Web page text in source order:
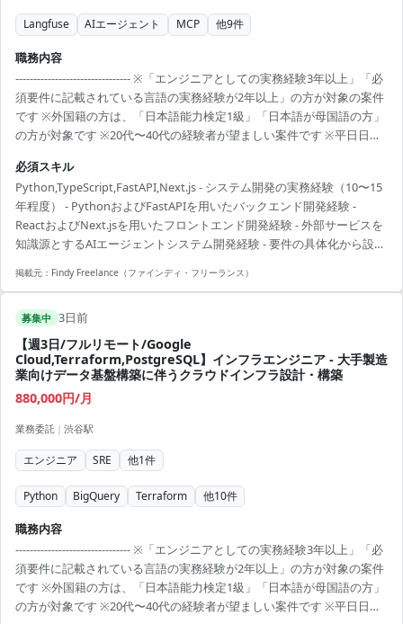
Langfuse AIエージェント MCP 他9件
職務内容
-------------------------------- ※「エンジニアとしての実務経験3年以上」「必
須要件に記載されている言語の実務経験が2年以上」の方が対象の案件
です ※外国籍の方は、「日本語能力検定1級」「日本語が母国語の方」
の方が対象です ※20代〜40代の経験者が望ましい案件です ※平日日中
いる方は、直接ご連絡いただいた方がスムーズです ----------------------------
---- - 生成AIチャットのためのデータモデルおよびテーブル設計 - Excel
等のデータ取り込み・正規化、ETLパイプラインの構築 ...
必須スキル
Python,TypeScript,FastAPI,Next.js - システム開発の実務経験（10〜15
年程度） - PythonおよびFastAPIを用いたバックエンド開発経験 -
ReactおよびNext.jsを用いたフロントエンド開発経験 - 外部サービスを
知識源とするAIエージェントシステム開発経験 - 要件の具体化から設
掲載元： Findy Freelance（ファインディ・フリーランス）
募集中 3日前
【週3日/フルリモート/Google
Cloud,Terraform,PostgreSQL】インフラエンジニア - 大手製造
業向けデータ基盤構築に伴うクラウドインフラ設計・構築
880,000円/月
業務委託 | 渋谷駅
エンジニア SRE 他1件
Python BigQuery Terraform 他10件
職務内容
-------------------------------- ※「エンジニアとしての実務経験3年以上」「必
須要件に記載されている言語の実務経験が2年以上」の方が対象の案件
です ※外国籍の方は、「日本語能力検定1級」「日本語が母国語の方」
の方が対象です ※20代〜40代の経験者が望ましい案件です ※平日日中